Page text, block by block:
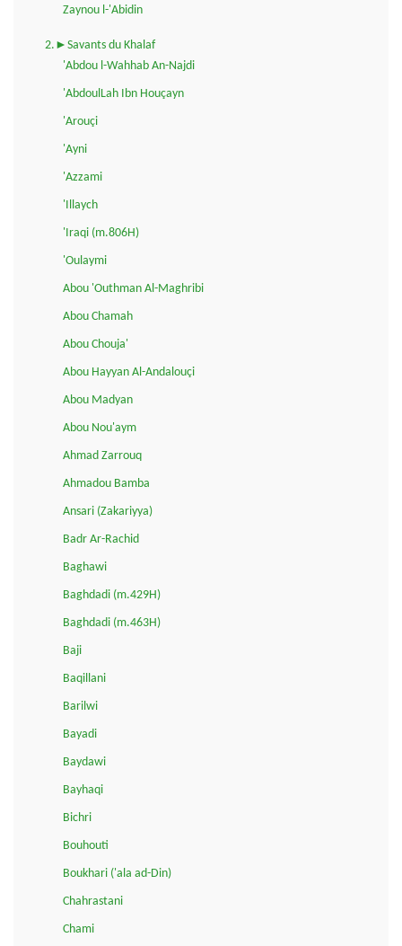
Zaynou l-'Abidin
2.►Savants du Khalaf
'Abdou l-Wahhab An-Najdi
'AbdoulLah Ibn Houçayn
'Arouçi
'Ayni
'Azzami
'Illaych
'Iraqi (m.806H)
'Oulaymi
Abou 'Outhman Al-Maghribi
Abou Chamah
Abou Chouja'
Abou Hayyan Al-Andalouçi
Abou Madyan
Abou Nou'aym
Ahmad Zarrouq
Ahmadou Bamba
Ansari (Zakariyya)
Badr Ar-Rachid
Baghawi
Baghdadi (m.429H)
Baghdadi (m.463H)
Baji
Baqillani
Barilwi
Bayadi
Baydawi
Bayhaqi
Bichri
Bouhouti
Boukhari ('ala ad-Din)
Chahrastani
Chami